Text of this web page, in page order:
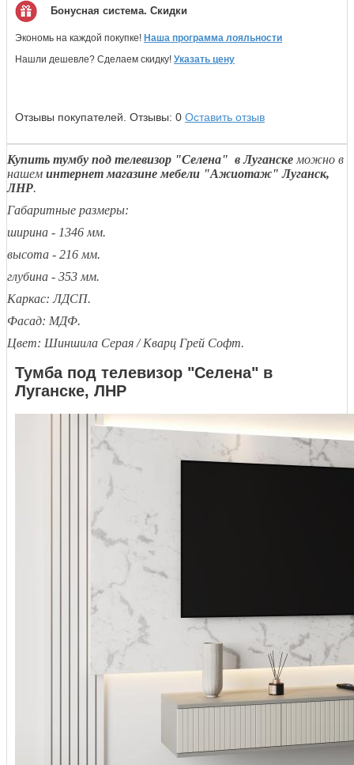
Бонусная система. Скидки
Экономь на каждой покупке! Наша программа лояльности
Нашли дешевле? Сделаем скидку! Указать цену
Отзывы покупателей. Отзывы: 0 Оставить отзыв
Купить тумбу под телевизор "Селена" в Луганске можно в
нашем интернет магазине мебели "Ажиотаж" Луганск,
ЛНР.
Габаритные размеры:
ширина - 1346 мм.
высота - 216 мм.
глубина - 353 мм.
Каркас: ЛДСП.
Фасад: МДФ.
Цвет: Шиншила Серая / Кварц Грей Софт.
Тумба под телевизор "Селена" в
Луганске, ЛНР